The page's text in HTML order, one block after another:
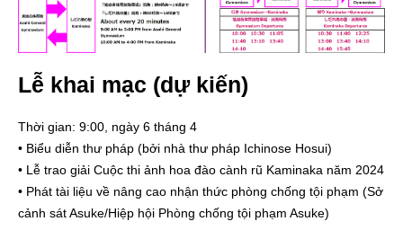
Lễ khai mạc (dự kiến)
Thời gian: 9:00, ngày 6 tháng 4
• Biểu diễn thư pháp (bởi nhà thư pháp Ichinose Hosui)
• Lễ trao giải Cuộc thi ảnh hoa đào cành rũ Kaminaka năm 2024
• Phát tài liệu về nâng cao nhận thức phòng chống tội phạm (Sở
cảnh sát Asuke/Hiệp hội Phòng chống tội phạm Asuke)